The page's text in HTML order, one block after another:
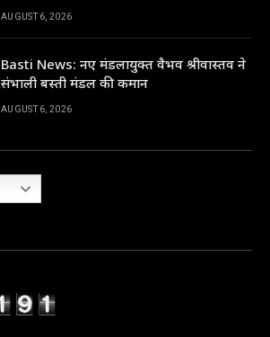
AUGUST 6, 2026
Basti News: नए मंडलायुक्त वैभव श्रीवास्तव ने
संभाली बस्ती मंडल की कमान
AUGUST 6, 2026